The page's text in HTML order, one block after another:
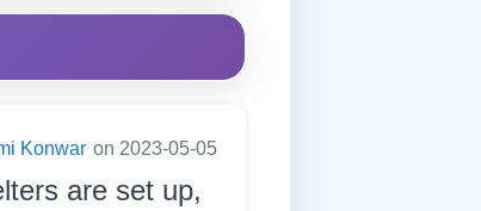
Konwar on 2023-05-05
are set up,